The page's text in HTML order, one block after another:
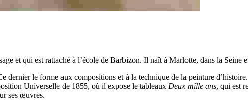
et qui est rattaché à l’école de Barbizon. Il naît à Marlotte, dans la Seine
le forme aux compositions et à la technique de la peinture
Universelle de 1855, où il expose le tableaux Deux mille ans, qui est
ses œuvres.